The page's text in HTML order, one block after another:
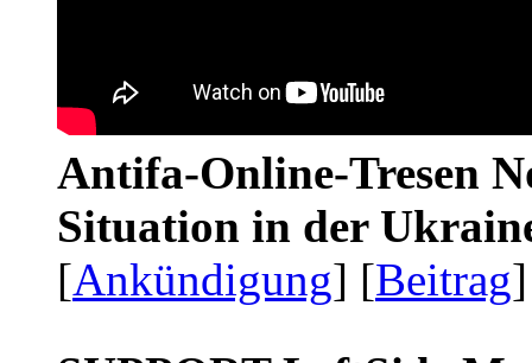
Antifa-Online-Tresen
Situation in der
[Ankündigung] [Beitrag